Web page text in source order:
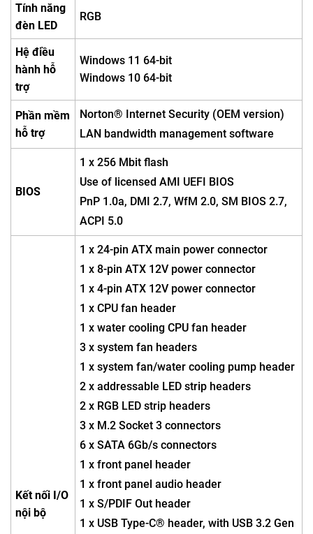
Tính năng
đèn LED
RGB
Hệ điều
hành hỗ
trợ
Windows 11 64-bit
Windows 10 64-bit
Phần mềm
hỗ trợ
Norton® Internet Security (OEM version)
LAN bandwidth management software
BIOS
1 x 256 Mbit flash
Use of licensed AMI UEFI BIOS
PnP 1.0a, DMI 2.7, WfM 2.0, SM BIOS 2.7,
ACPI 5.0
Kết nối I/O
nội bộ
1 x 24-pin ATX main power connector
1 x 8-pin ATX 12V power connector
1 x 4-pin ATX 12V power connector
1 x CPU fan header
1 x water cooling CPU fan header
3 x system fan headers
1 x system fan/water cooling pump header
2 x addressable LED strip headers
2 x RGB LED strip headers
3 x M.2 Socket 3 connectors
6 x SATA 6Gb/s connectors
1 x front panel header
1 x front panel audio header
1 x S/PDIF Out header
1 x USB Type-C® header, with USB 3.2 Gen